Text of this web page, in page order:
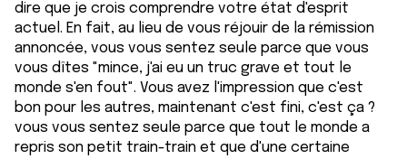
dire que je crois comprendre votre état d'esprit
actuel. En fait, au lieu de vous réjouir de la rémission
annoncée, vous vous sentez seule parce que vous
vous dîtes "mince, j'ai eu un truc grave et tout le
monde s'en fout". Vous avez l'impression que c'est
bon pour les autres, maintenant c'est fini, c'est ça ?
vous vous sentez seule parce que tout le monde a
repris son petit train-train et que d'une certaine